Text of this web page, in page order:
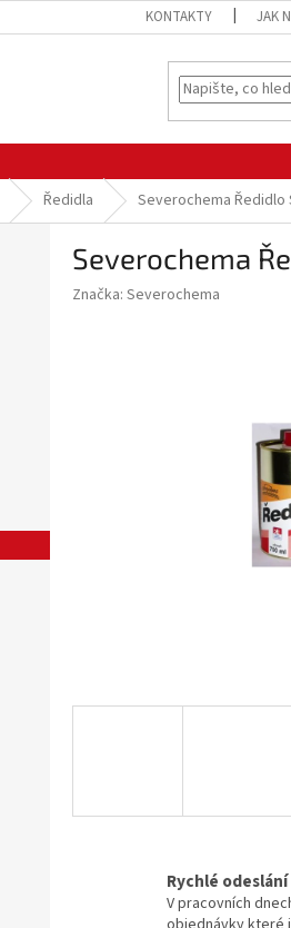
KONTAKTY JAK
Ředidla Severochema Ředidlo
Severochema
Značka: Severochema
Rychlé odeslání
V pracovních